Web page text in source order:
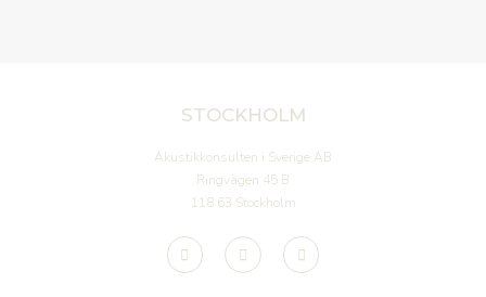
STOCKHOLM
Akustikkonsulten i Sverige AB
Ringvägen 45 B
118 63 Stockholm